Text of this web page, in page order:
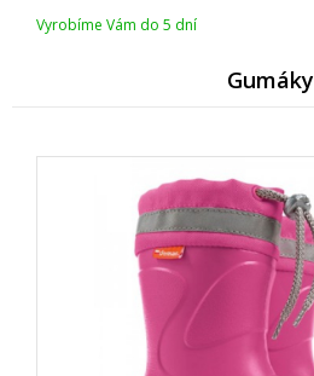
Vyrobíme Vám do 5 dní
Gumáky